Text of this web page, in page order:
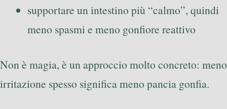
supportare un intestino più “calmo”, quindi
meno spasmi e meno gonfiore reattivo
Non è magia, è un approccio molto concreto: meno
irritazione spesso significa meno pancia gonfia.